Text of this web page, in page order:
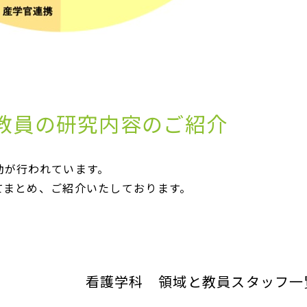
員の研究内容のご紹介
行われています。
とめ、ご紹介いたしております。
看護学科 領域と教員スタッフ一